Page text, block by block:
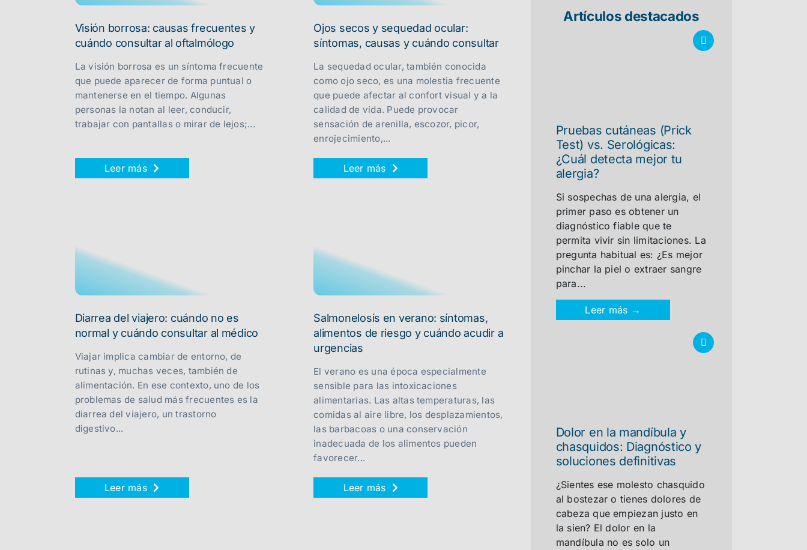
Visión borrosa: causas frecuentes y
cuándo consultar al oftalmólogo
La visión borrosa es un síntoma frecuente
que puede aparecer de forma puntual o
mantenerse en el tiempo. Algunas
personas la notan al leer, conducir,
trabajar con pantallas o mirar de lejos;...
Leer más
Ojos secos y sequedad ocular:
síntomas, causas y cuándo consultar
La sequedad ocular, también conocida
como ojo seco, es una molestia frecuente
que puede afectar al confort visual y a la
calidad de vida. Puede provocar
sensación de arenilla, escozor, picor,
enrojecimiento,...
Leer más
Diarrea del viajero: cuándo no es
normal y cuándo consultar al médico
Viajar implica cambiar de entorno, de
rutinas y, muchas veces, también de
alimentación. En ese contexto, uno de los
problemas de salud más frecuentes es la
diarrea del viajero, un trastorno
digestivo...
Leer más
Salmonelosis en verano: síntomas,
alimentos de riesgo y cuándo acudir a
urgencias
El verano es una época especialmente
sensible para las intoxicaciones
alimentarias. Las altas temperaturas, las
comidas al aire libre, los desplazamientos,
las barbacoas o una conservación
inadecuada de los alimentos pueden
favorecer...
Leer más
Artículos destacados
Pruebas cutáneas (Prick
Test) vs. Serológicas:
¿Cuál detecta mejor tu
alergia?
Si sospechas de una alergia, el
primer paso es obtener un
diagnóstico fiable que te
permita vivir sin limitaciones. La
pregunta habitual es: ¿Es mejor
pinchar la piel o extraer sangre
para...
Leer más →
Dolor en la mandíbula y
chasquidos: Diagnóstico y
soluciones definitivas
¿Sientes ese molesto chasquido
al bostezar o tienes dolores de
cabeza que empiezan justo en
la sien? El dolor en la
mandíbula no es solo un